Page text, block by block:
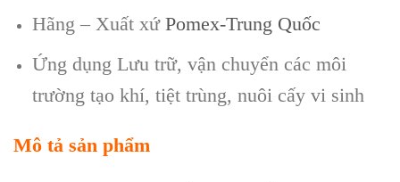
Hãng – Xuất xứ Pomex-Trung Quốc
Ứng dụng Lưu trữ, vận chuyển các môi
trường tạo khí, tiệt trùng, nuôi cấy vi sinh
Mô tả sản phẩm